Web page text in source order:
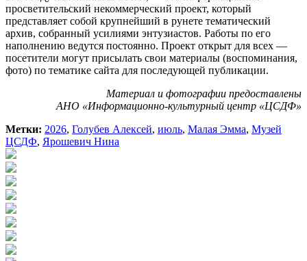
просветительский некоммерческий проект, который
представляет собой крупнейший в рунете тематический
архив, собранный усилиями энтузиастов. Работы по его
наполнению ведутся постоянно. Проект открыт для всех —
посетители могут присылать свои материалы (воспоминания,
фото) по тематике сайта для последующей публикации.
Материал и фотографии предоставлены
АНО «Информационно-культурный центр «ЦСДФ»
Метки: 2026, Голубев Алексей, июль, Малая Эмма, Музей
ЦСДФ, Ярошевич Нина